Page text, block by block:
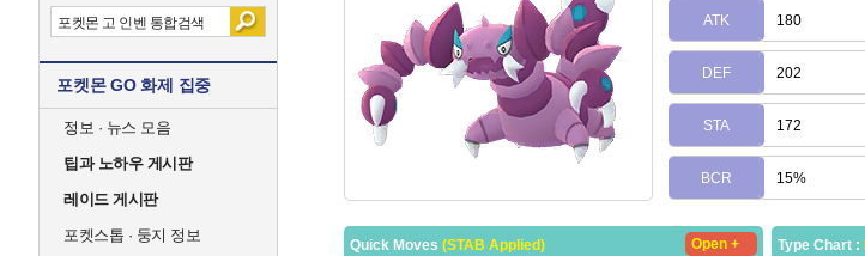
포켓몬 GO 화제 집중
정보 · 뉴스 모음
팁과 노하우 게시판
레이드 게시판
포켓스톱 · 둥지 정보
ATK 180
DEF 202
STA 172
BCR 15%
Quick Moves (STAB Applied) Open + Type Chart :